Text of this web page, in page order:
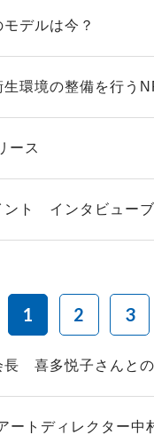
デルは今？
環境の整備を行う
ース
ント インタビュー
1 2 3
長 喜多悦子さんと
ートディレクター中